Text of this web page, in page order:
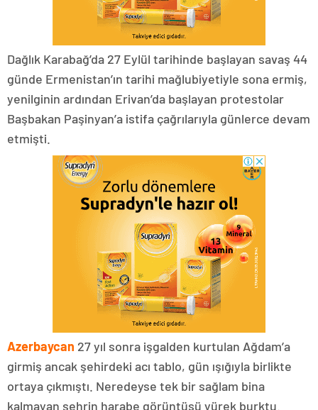
Dağlık Karabağ’da 27 Eylül tarihinde başlayan savaş 44
günde Ermenistan’ın tarihi mağlubiyetiyle sona ermiş,
yenilginin ardından Erivan’da başlayan protestolar
Başbakan Paşinyan’a istifa çağrılarıyla günlerce devam
etmişti.
Azerbaycan 27 yıl sonra işgalden kurtulan Ağdam’a
girmiş ancak şehirdeki acı tablo, gün ışığıyla birlikte
ortaya çıkmıştı. Neredeyse tek bir sağlam bina
kalmayan şehrin harabe görüntüsü yürek burktu.